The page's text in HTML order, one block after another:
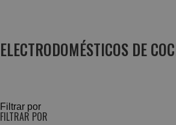
ELECTRODOMÉSTICOS DE
Filtrar por
FILTRAR POR